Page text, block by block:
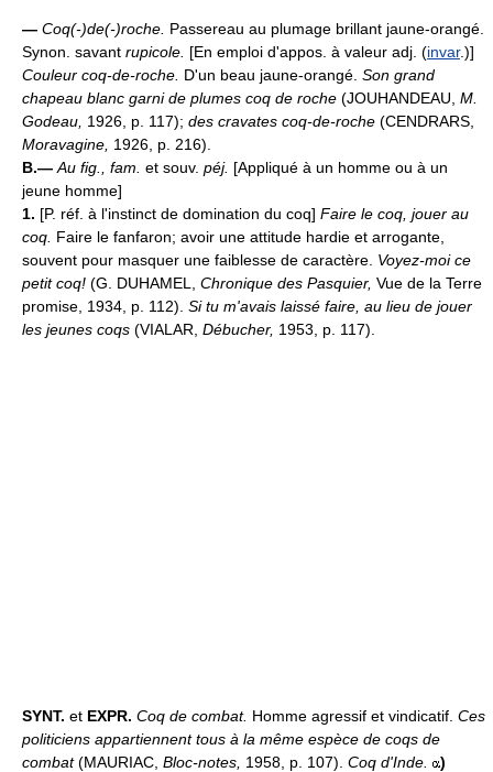
— Coq(-)de(-)roche. Passereau au plumage brillant jaune-orangé.
Synon. savant rupicole. [En emploi d'appos. à valeur adj. (invar.)]
Couleur coq-de-roche. D'un beau jaune-orangé. Son grand
chapeau blanc garni de plumes coq de roche (JOUHANDEAU, M.
Godeau, 1926, p. 117); des cravates coq-de-roche (CENDRARS,
Moravagine, 1926, p. 216).
B.— Au fig., fam. et souv. péj. [Appliqué à un homme ou à un
jeune homme]
1. [P. réf. à l'instinct de domination du coq] Faire le coq, jouer au
coq. Faire le fanfaron; avoir une attitude hardie et arrogante,
souvent pour masquer une faiblesse de caractère. Voyez-moi ce
petit coq! (G. DUHAMEL, Chronique des Pasquier, Vue de la Terre
promise, 1934, p. 112). Si tu m'avais laissé faire, au lieu de jouer
les jeunes coqs (VIALAR, Débucher, 1953, p. 117).
SYNT. et EXPR. Coq de combat. Homme agressif et vindicatif. Ces
politiciens appartiennent tous à la même espèce de coqs de
combat(MAURIAC, Bloc-notes, 1958, p. 107). Coq d'Inde.
)